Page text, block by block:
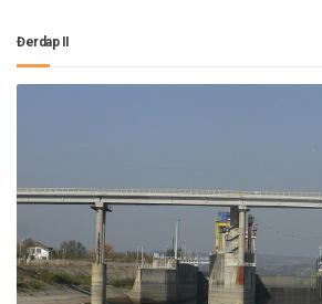
Đerdap II